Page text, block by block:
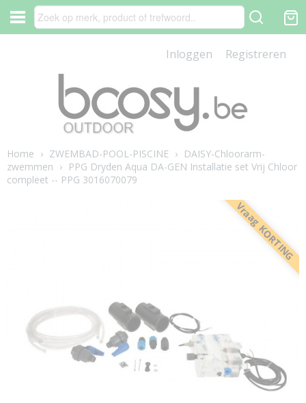
Inloggen Registreren
Home › ZWEMBAD-POOL-PISCINE › DAISY-Chloorarm-
zwemmen › PPG Dryden Aqua DA-GEN Installatie set Vrij Chloor
compleet -- PPG 3016070079
Vraag KORTING